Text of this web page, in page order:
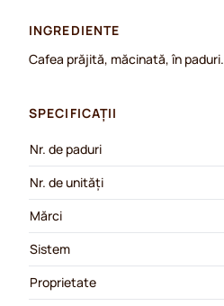
INGREDIENTE
Cafea prăjită, măcinată, în paduri.
SPECIFICAȚII
Nr. de paduri
Nr. de unități
Mărci
Sistem
Proprietate